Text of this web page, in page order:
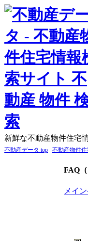
新鮮な不動産物件住宅
不動産データ top 不動産物件
FAQ
メイ